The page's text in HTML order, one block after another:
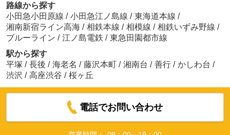
路線から探す
小田急小田原線 / 小田急江ノ島線 / 東海道本線 /
湘南新宿ライン高海 / 相鉄本線 / 相模線 / 相鉄いずみ野線 /
ブルーライン / 江ノ島電鉄 / 東急田園都市線
駅から探す
平塚 / 長後 / 海老名 / 藤沢本町 / 湘南台 / 善行 / かしわ台 /
渋沢 / 高座渋谷 / 桜ヶ丘
電話でお問い合わせ